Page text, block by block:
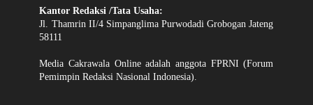
Kantor Redaksi /Tata Usaha:
Jl. Thamrin II/4 Simpanglima Purwodadi Grobogan Jateng
58111
Media Cakrawala Online adalah anggota FPRNI (Forum
Pemimpin Redaksi Nasional Indonesia).